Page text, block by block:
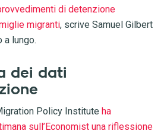
di detenzione
migranti, scrive Samuel Gilbert
a lungo.
dei dati
Policy Institute ha
sull’Economist una riflessione